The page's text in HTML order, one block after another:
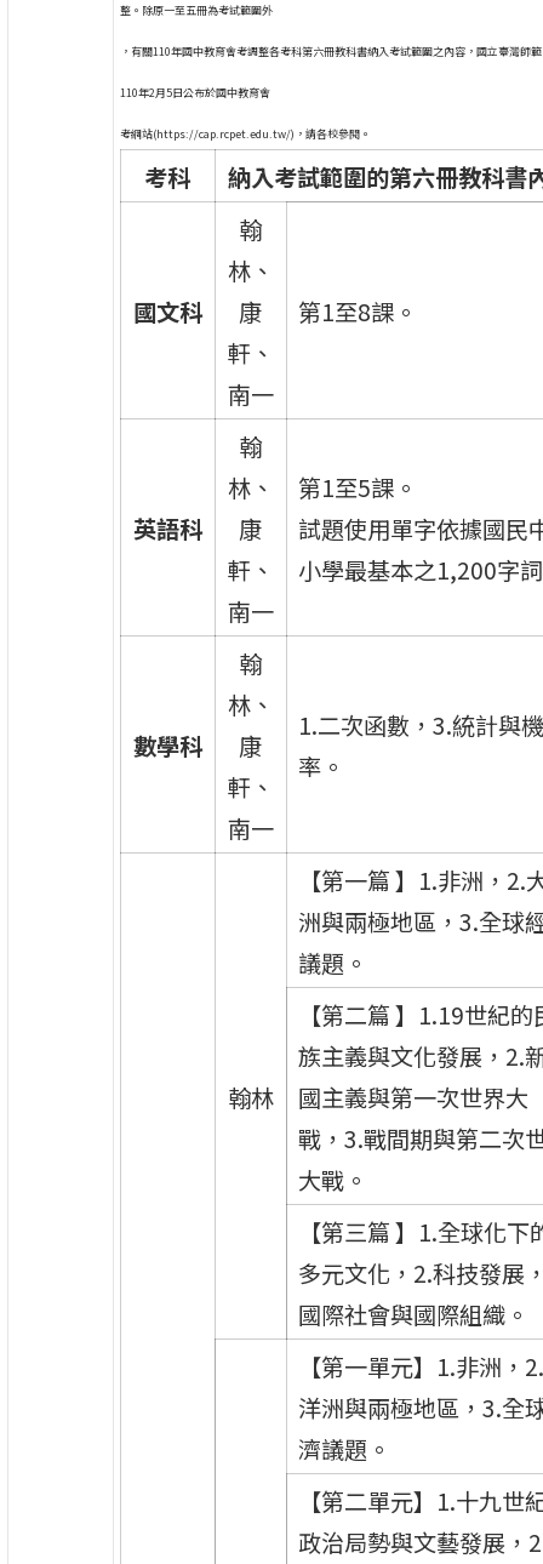
整。除原一至五冊為考試範圍外
，有關110年國中教育會考調整各考科第六冊教科書納入考試範圍之內容，國立臺灣師
110年2月5日公布於國中教育會
考網站(https://cap.rcpet.edu.tw/)，請各校參閱。
考科 納入考試範圍的第六冊教科書
國文科
翰
林、
康
軒、
南一
第1至8課。
英語科
翰
林、
康
軒、
南一
第1至5課。
試題使用單字依據國民
小學最基本之1,200字
數學科
翰
林、
康
軒、
南一
1.二次函數，3.統計與
率。
翰林
【第一篇 】1.非洲，2.
洲與兩極地區，3.全球
議題。
【第二篇 】1.19世紀的
族主義與文化發展，2.
國主義與第一次世界大
戰，3.戰間期與第二次
大戰。
【第三篇 】1.全球化下
多元文化，2.科技發展
國際社會與國際組織。
【第一單元】1.非洲，
洋洲與兩極地區，3.全
濟議題。
【第二單元】1.十九世
政治局勢與文藝發展，